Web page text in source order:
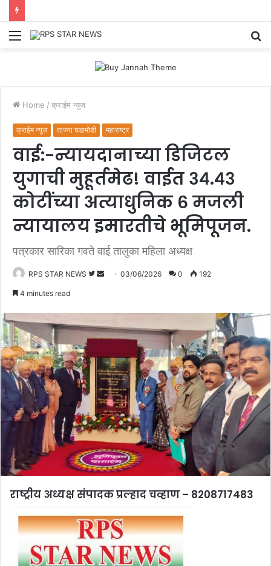
Menu
Home / क्राईम न्युज
क्राईम न्युज ताज्या घडामोडी महाराष्ट्र
वाई:-न्यायदानाच्या डिजिटल
युगाची मुहूर्तमेढ! वाईत ३४.४३
कोटींच्या अत्याधुनिक ६ मजली
न्यायालय इमारतीचे भूमिपूजन.
पत्रकार सारिका गवते वाई तालुका महिला अध्यक्ष
RPS STAR NEWS
Follow
Send03/06/2026 0 192
4 minutes read
राष्ट्रीय अध्यक्ष संपादक प्रल्हाद चव्हाण – 8208717483